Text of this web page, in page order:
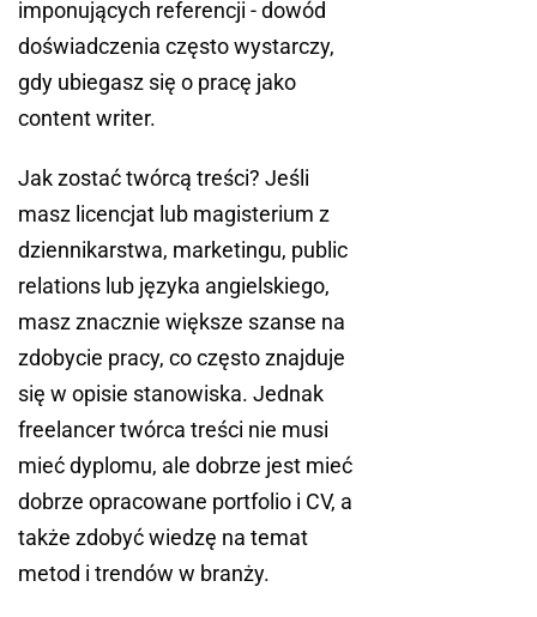
imponujących referencji - dowód
doświadczenia często wystarczy,
gdy ubiegasz się o pracę jako
content writer.
Jak zostać twórcą treści? Jeśli
masz licencjat lub magisterium z
dziennikarstwa, marketingu, public
relations lub języka angielskiego,
masz znacznie większe szanse na
zdobycie pracy, co często znajduje
się w opisie stanowiska. Jednak
freelancer twórca treści nie musi
mieć dyplomu, ale dobrze jest mieć
dobrze opracowane portfolio i CV, a
także zdobyć wiedzę na temat
metod i trendów w branży.